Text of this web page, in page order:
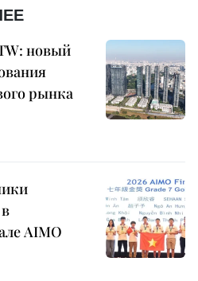
новый
рынка
AIMO